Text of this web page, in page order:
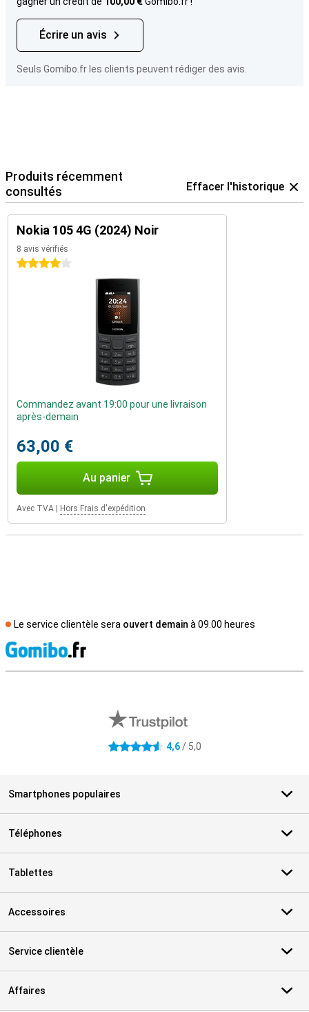
Écrire un avis
Seuls Gomibo.fr les clients peuvent rédiger des avis.
Produits récemment
consultés
Effacer l'historique
Nokia 105 4G (2024) Noir
8 avis vérifiés
4 étoiles
Commandez avant 19:00 pour une livraison
après-demain
63,00 €
Au panier
Avec TVA Hors Frais d'expédition
Le service clientèle sera ouvert demain à 09.00 heures
4.6 étoiles 4,6/ 5,0
Smartphones populaires
Téléphones
Tablettes
Accessoires
Service clientèle
Affaires